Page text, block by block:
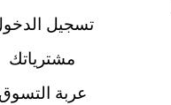
تسجيل
مشترياتك
عربة التسوق